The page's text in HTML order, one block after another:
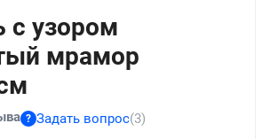
с узором
мрамор
? Задать вопрос(3)